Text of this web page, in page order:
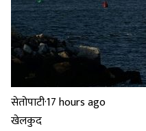
सेतोपाटी·17 hours ago
खेलकुद